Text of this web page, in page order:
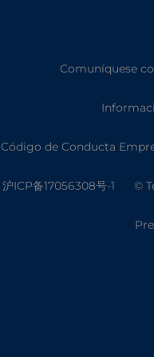
Comuníquese
Código de Conducta
沪ICP备17056308号-1 ©